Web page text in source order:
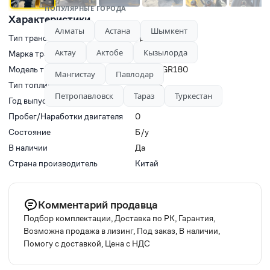
Характеристики
Тип транспорта
Грейдеры
Марка транспорта
XCMG
Модель транспорта
XCMG GR180
Тип топлива
Дизель
Год выпуска
2024
Пробег/Наработки двигателя
0
Состояние
Б/у
В наличии
Да
Страна производитель
Китай
Комментарий продавца
Подбор комплектации, Доставка по РК, Гарантия,
Возможна продажа в лизинг, Под заказ, В наличии,
Помогу с доставкой, Цена с НДС
ПОПУЛЯРНЫЕ ГОРОДА
Алматы Астана
Шымкент
Актау
Актобе
Кызылорда
Мангистау
Павлодар
Петропавловск
Тараз Туркестан